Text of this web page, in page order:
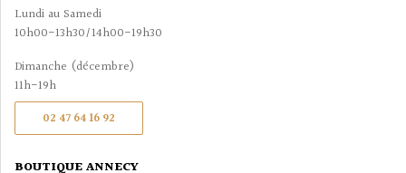
Lundi au Samedi
10h00-13h30/14h00-19h30
Dimanche (décembre)
11h-19h
02 47 64 16 92
BOUTIQUE ANNECY